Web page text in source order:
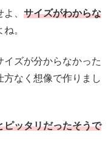
、 サイズがわからな
。
ズが分からなかった
なく想像で作りまし
ピッタリだったそうで